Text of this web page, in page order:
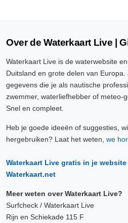
Over de Waterkaart Live |
Waterkaart Live is de waterwebsite
Duitsland en grote delen van
gegevens die je als nautische
zwemmer, waterliefhebber of meteo-
Snel en compleet.
Heb je goede ideeën of suggesties,
hergebruiken? Laat het weten, we
Waterkaart Live gratis in je website
Waterkaart.net
Meer weten over Waterkaart Live?
Surfcheck / Waterkaart Live
Rijn en Schiekade 115 F